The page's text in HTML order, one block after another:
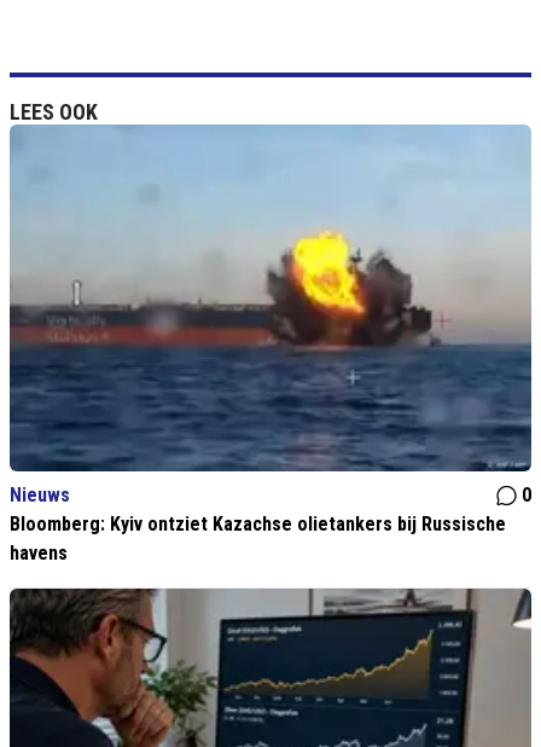
LEES OOK
Nieuws
0
Bloomberg: Kyiv ontziet Kazachse olietankers bij Russische
havens